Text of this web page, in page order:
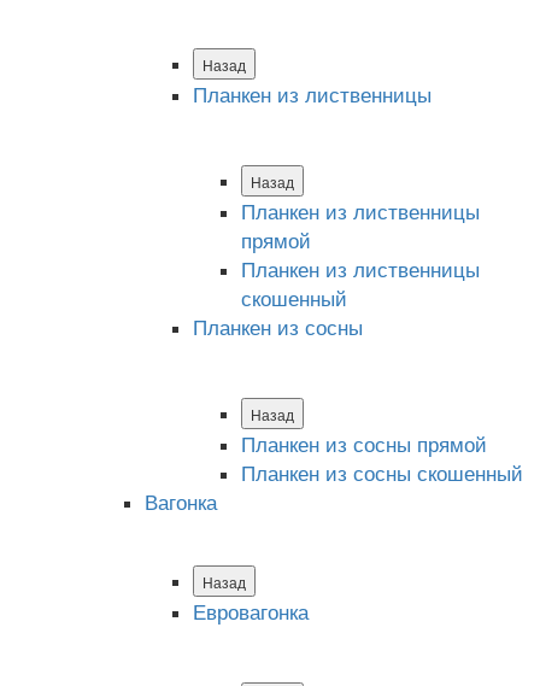
Назад
Планкен из лиственницы
Назад
Планкен из лиственницы
прямой
Планкен из лиственницы
скошенный
Планкен из сосны
Назад
Планкен из сосны прямой
Планкен из сосны скошенный
Вагонка
Назад
Евровагонка